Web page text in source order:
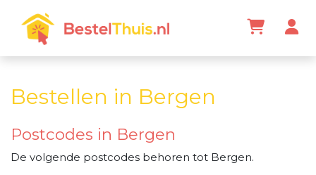
Bestellen in Bergen
Postcodes in Bergen
De volgende postcodes behoren tot Bergen.